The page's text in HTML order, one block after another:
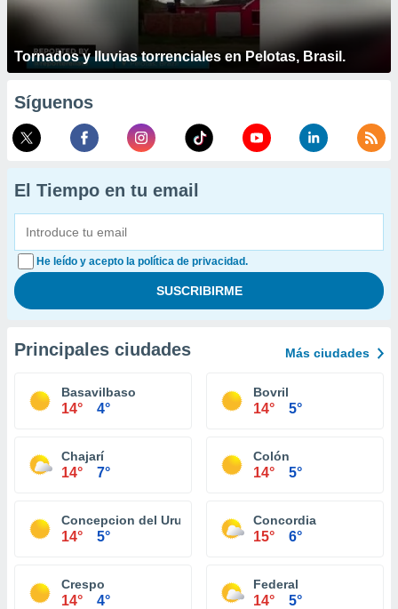
Tornados y lluvias torrenciales en Pelotas, Brasil.
Síguenos
El Tiempo en tu email
He leído y acepto la política de privacidad.
Principales ciudades Más ciudades
Basavilbaso
14° 4°
Bovril
14° 5°
Chajarí
14° 7°
Colón
14° 5°
Concepcion del Uruguay
14° 5°
Concordia
15° 6°
Crespo
14° 4°
Federal
14° 5°